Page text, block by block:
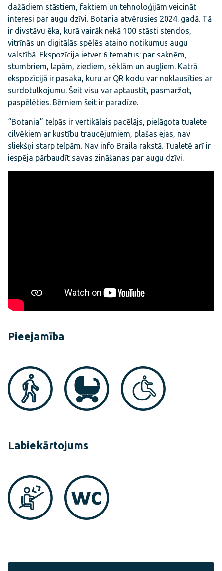
dažādiem stāstiem, faktiem un tehnoloģijām veicināt
interesi par augu dzīvi. Botania atvērusies 2024. gadā. Tā
ir divstāvu ēka, kurā vairāk nekā 100 stāsti stendos,
vitrīnās un digitālās spēlēs ataino notikumus augu
valstībā. Ekspozīcija ietver 6 tematus: par saknēm,
stumbriem, lapām, ziediem, sēklām un augļiem. Katrā
ekspozīcijā ir pasaka, kuru ar QR kodu var noklausīties ar
surdotulkojumu. Šeit visu var aptaustīt, pasmaržot,
paspēlēties. Bērniem šeit ir paradīze.
“Botania” telpās ir vertikālais pacēlājs, pielāgota tualete
cilvēkiem ar kustību traucējumiem, plašas ejas, nav
sliekšņi starp telpām. Nav info Braila rakstā. Tualetē arī ir
iespēja pārbaudīt savas zināšanas par augu dzīvi.
Pieejamība
Labiekārtojums